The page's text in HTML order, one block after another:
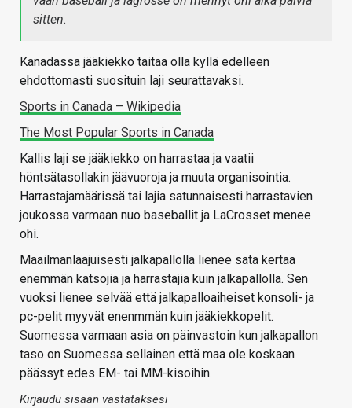
sitten.
Kanadassa jääkiekko taitaa olla kyllä edelleen
ehdottomasti suosituin laji seurattavaksi.
Sports in Canada – Wikipedia
The Most Popular Sports in Canada
Kallis laji se jääkiekko on harrastaa ja vaatii
höntsätasollakin jäävuoroja ja muuta organisointia.
Harrastajamäärissä tai lajia satunnaisesti harrastavien
joukossa varmaan nuo baseballit ja LaCrosset menee
ohi.
Maailmanlaajuisesti jalkapallolla lienee sata kertaa
enemmän katsojia ja harrastajia kuin jalkapallolla. Sen
vuoksi lienee selvää että jalkapalloaiheiset konsoli- ja
pc-pelit myyvät enenmmän kuin jääkiekkopelit.
Suomessa varmaan asia on päinvastoin kun jalkapallon
taso on Suomessa sellainen että maa ole koskaan
päässyt edes EM- tai MM-kisoihin.
Kirjaudu sisään vastataksesi